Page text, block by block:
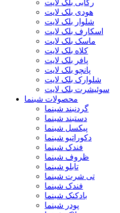
رکابی بلک لایت
هودی بلک لایت
شلوار بلک لایت
اسکارف بلک لایت
ماسک بلک لایت
کلاه بلک لایت
پافر بلک لایت
پانچو بلک لایت
شلوارک بلک لایت
سوئیشرت بلک لایت
محصولات شبنما
گردنبند شبنما
دستبند شبنما
پیکسل شبنما
دکوراتیو شبنما
فندک شبنما
ظروف شبنما
تابلو شبنما
تی شرت شبنما
فندک شبنما
بادکنک شبنما
پودر شبنما